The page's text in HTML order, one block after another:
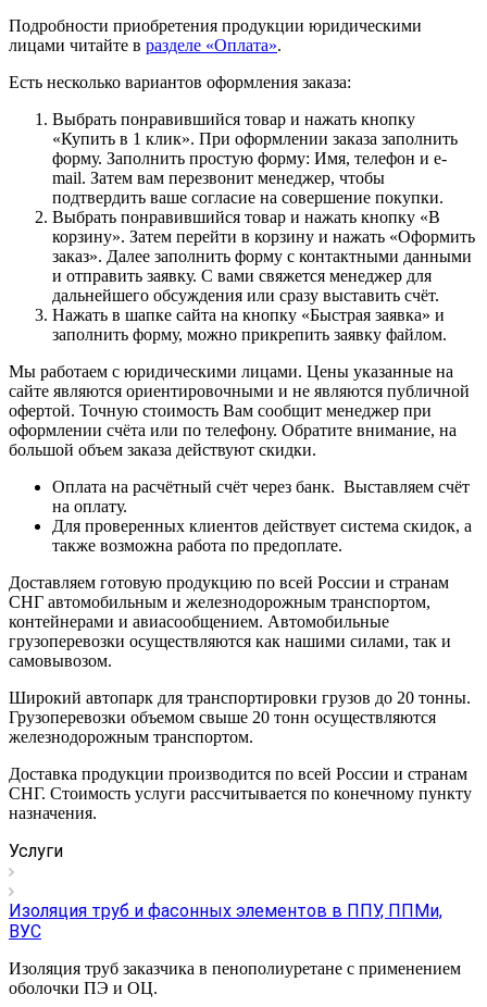
Подробности приобретения продукции юридическими
лицами читайте в разделе «Оплата».
Есть несколько вариантов оформления заказа:
Выбрать понравившийся товар и нажать кнопку
«Купить в 1 клик». При оформлении заказа заполнить
форму. Заполнить простую форму: Имя, телефон и e-
mail. Затем вам перезвонит менеджер, чтобы
подтвердить ваше согласие на совершение покупки.
Выбрать понравившийся товар и нажать кнопку «В
корзину». Затем перейти в корзину и нажать «Оформить
заказ». Далее заполнить форму с контактными данными
и отправить заявку. С вами свяжется менеджер для
дальнейшего обсуждения или сразу выставить счёт.
Нажать в шапке сайта на кнопку «Быстрая заявка» и
заполнить форму, можно прикрепить заявку файлом.
Мы работаем с юридическими лицами. Цены указанные на
сайте являются ориентировочными и не являются публичной
офертой. Точную стоимость Вам сообщит менеджер при
оформлении счёта или по телефону. Обратите внимание, на
большой объем заказа действуют скидки.
Оплата на расчётный счёт через банк. Выставляем счёт
на оплату.
Для проверенных клиентов действует система скидок, а
также возможна работа по предоплате.
Доставляем готовую продукцию по всей России и странам
СНГ автомобильным и железнодорожным транспортом,
контейнерами и авиасообщением. Автомобильные
грузоперевозки осуществляются как нашими силами, так и
самовывозом.
Широкий автопарк для транспортировки грузов до 20 тонны.
Грузоперевозки объемом свыше 20 тонн осуществляются
железнодорожным транспортом.
Доставка продукции производится по всей России и странам
СНГ. Стоимость услуги рассчитывается по конечному пункту
назначения.
Услуги
Изоляция труб и фасонных элементов в ППУ, ППМи,
ВУС
Изоляция труб заказчика в пенополиуретане с применением
оболочки ПЭ и ОЦ.